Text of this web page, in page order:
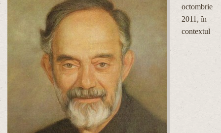
octombrie
2011, în
contextul